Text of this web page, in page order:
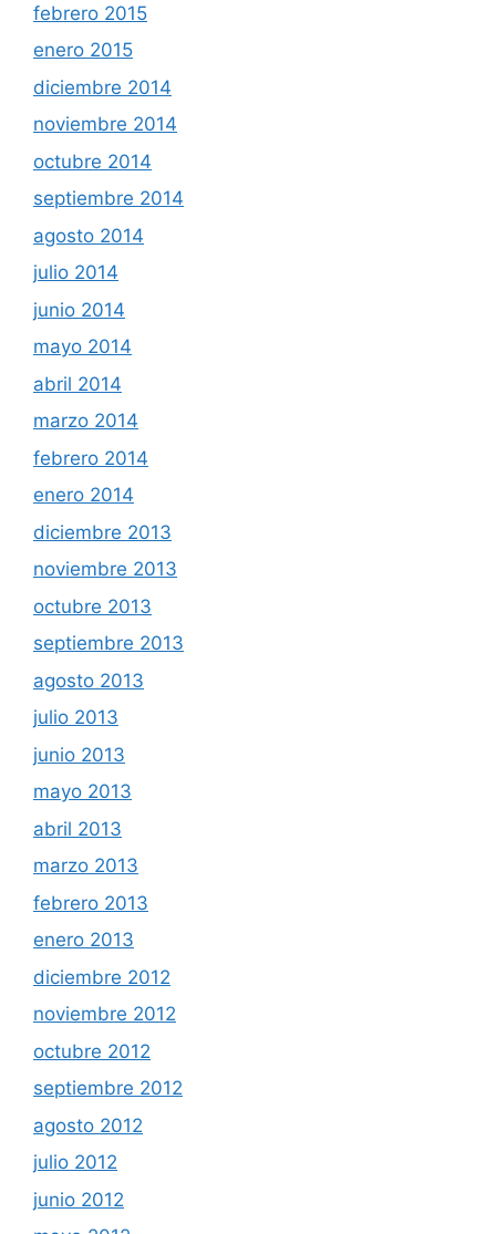
febrero 2015
enero 2015
diciembre 2014
noviembre 2014
octubre 2014
septiembre 2014
agosto 2014
julio 2014
junio 2014
mayo 2014
abril 2014
marzo 2014
febrero 2014
enero 2014
diciembre 2013
noviembre 2013
octubre 2013
septiembre 2013
agosto 2013
julio 2013
junio 2013
mayo 2013
abril 2013
marzo 2013
febrero 2013
enero 2013
diciembre 2012
noviembre 2012
octubre 2012
septiembre 2012
agosto 2012
julio 2012
junio 2012